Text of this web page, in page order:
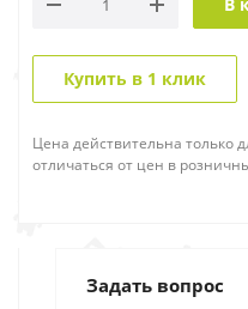
Купить в 1 клик
Цена действительна только
отличаться от цен в
Задать вопрос